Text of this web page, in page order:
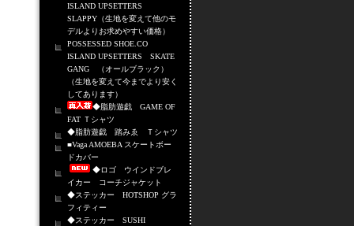
ISLAND UPSETTERS
SLAPPY（生地を変えて他のモ
デルよりお求めやすい価格）
POSSESSED SHOE.CO
ISLAND UPSETTERS SKATE
GANG （オールブラック）
（生地を変えて今までより安く
してあります）
◆脂肪遊戯 GAME OF
FAT Ｔシャツ
◆脂肪遊戯 踏みゑ Ｔシャツ
■Vaga AMOEBA スケートボー
ドカバー
◆ロゴ ウインドブレ
イカー コーチジャケット
◆ステッカー HOTSHOP グラ
フィティー
◆ステッカー SUSHI